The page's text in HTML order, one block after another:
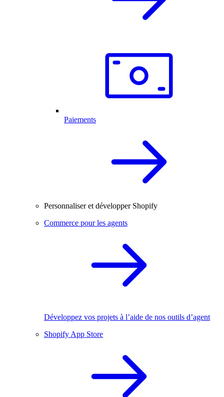
Paiements
Personnaliser et développer Shopify
Commerce pour les agents
Développez vos projets à l’aide de nos outils d’agent
Shopify App Store